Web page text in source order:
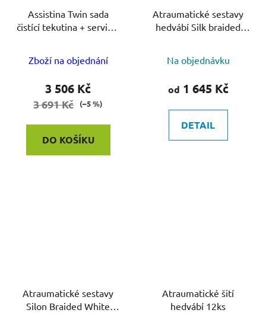
Assistina Twin sada
čistící tekutina + servisní
Zboží na objednání
3 506 Kč
3 691 Kč (–5 %)
DO KOŠÍKU
Atraumatické sestavy
hedvábí Silk braided
Na objednávku
od 1 645 Kč
DETAIL
Atraumatické sestavy
Silon Braided White
Atraumatické šití
hedvábí 12ks